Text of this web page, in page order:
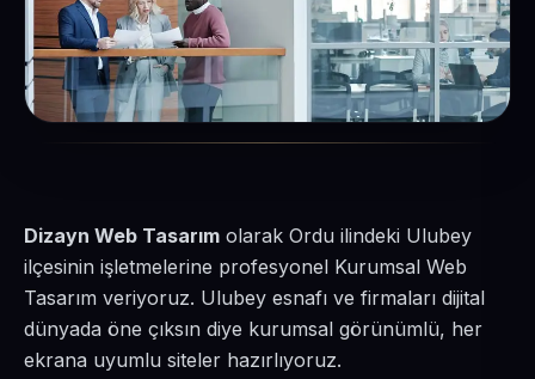
Dizayn Web Tasarım olarak Ordu ilindeki Ulubey
ilçesinin işletmelerine profesyonel Kurumsal Web
Tasarım veriyoruz. Ulubey esnafı ve firmaları dijital
dünyada öne çıksın diye kurumsal görünümlü, her
ekrana uyumlu siteler hazırlıyoruz.